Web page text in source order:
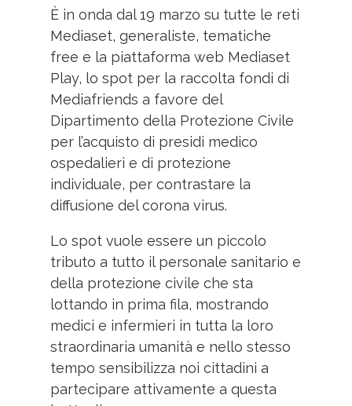
È in onda dal 19 marzo su tutte le reti
Mediaset, generaliste, tematiche
free e la piattaforma web Mediaset
Play, lo spot per la raccolta fondi di
Mediafriends a favore del
Dipartimento della Protezione Civile
per l’acquisto di presidi medico
ospedalieri e di protezione
individuale, per contrastare la
diffusione del corona virus.
Lo spot vuole essere un piccolo
tributo a tutto il personale sanitario e
della protezione civile che sta
lottando in prima fila, mostrando
medici e infermieri in tutta la loro
straordinaria umanità e nello stesso
tempo sensibilizza noi cittadini a
partecipare attivamente a questa